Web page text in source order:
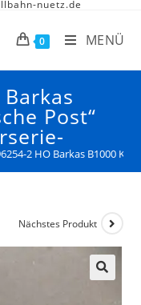
nuetz.de
0 MENÜ
Post“
2 HO Barkas B1000
Nächstes Produkt